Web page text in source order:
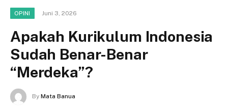
OPINI Juni 3, 2026
Apakah Kurikulum Indonesia
Sudah Benar-Benar
“Merdeka”?
By Mata Banua